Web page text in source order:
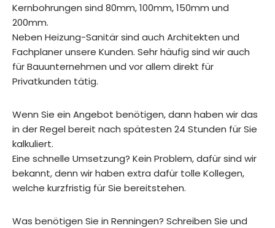
Kernbohrungen sind 80mm, 100mm, 150mm und
200mm.
Neben Heizung-Sanitär sind auch Architekten und
Fachplaner unsere Kunden. Sehr häufig sind wir auch
für Bauunternehmen und vor allem direkt für
Privatkunden tätig.
Wenn Sie ein Angebot benötigen, dann haben wir das
in der Regel bereit nach spätesten 24 Stunden für Sie
kalkuliert.
Eine schnelle Umsetzung? Kein Problem, dafür sind wir
bekannt, denn wir haben extra dafür tolle Kollegen,
welche kurzfristig für Sie bereitstehen.
Was benötigen Sie in Renningen? Schreiben Sie und